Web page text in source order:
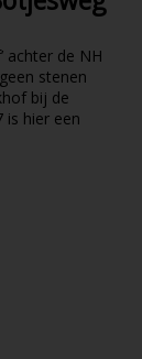
achter de NH
stenen
bij de
is hier een